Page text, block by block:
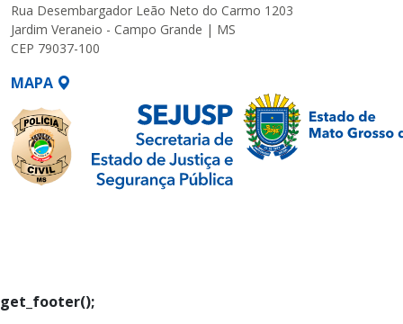
Rua Desembargador Leão Neto do Carmo 1203
Jardim Veraneio - Campo Grande | MS
CEP 79037-100
MAPA
get_footer();